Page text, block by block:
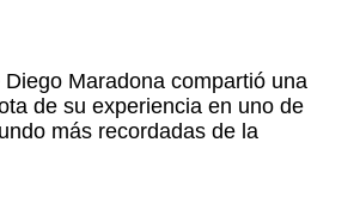
Maradona compartió una
de su experiencia en uno de
más recordadas de la